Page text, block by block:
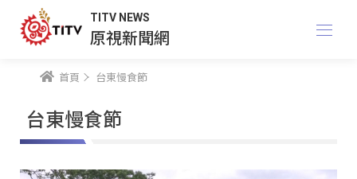
TITV NEWS
原視新聞網
首頁 台東慢食節
台東慢食節